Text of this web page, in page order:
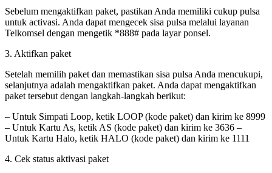
Sebelum mengaktifkan paket, pastikan Anda memiliki cukup pulsa
untuk activasi. Anda dapat mengecek sisa pulsa melalui layanan
Telkomsel dengan mengetik *888# pada layar ponsel.
3. Aktifkan paket
Setelah memilih paket dan memastikan sisa pulsa Anda mencukupi,
selanjutnya adalah mengaktifkan paket. Anda dapat mengaktifkan
paket tersebut dengan langkah-langkah berikut:
– Untuk Simpati Loop, ketik LOOP (kode paket) dan kirim ke 8999
– Untuk Kartu As, ketik AS (kode paket) dan kirim ke 3636 –
Untuk Kartu Halo, ketik HALO (kode paket) dan kirim ke 1111
4. Cek status aktivasi paket